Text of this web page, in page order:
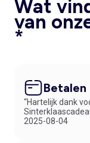
Wat
van
*
Betalen
“Hartelijk dank
2025-08-04